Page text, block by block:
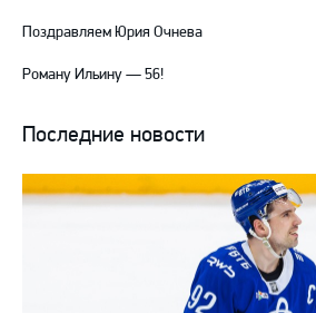
Поздравляем Юрия Очнева
Роману Ильину — 56!
Последние новости